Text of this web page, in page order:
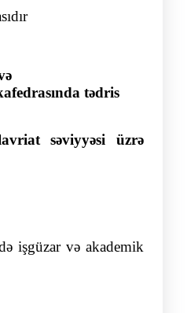
tədris
səviyyəsi üzrə
işgüzar və akademik